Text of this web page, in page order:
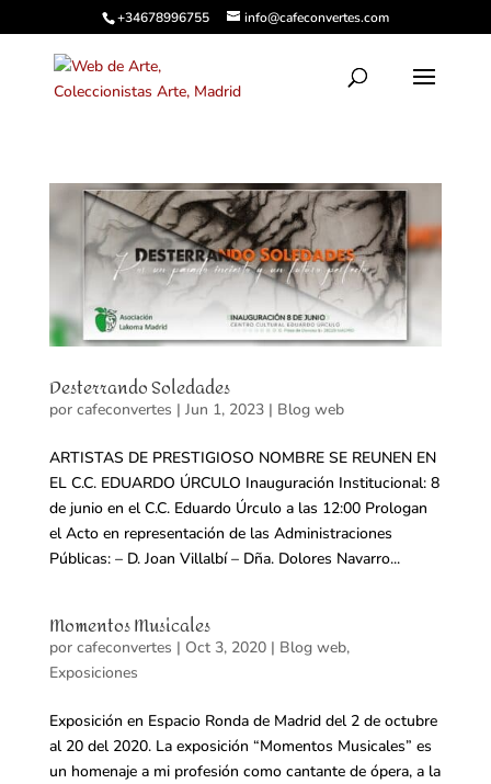
+34678996755 info@cafeconvertes.com
Desterrando Soledades
por cafeconvertes | Jun 1, 2023| Blog web
ARTISTAS DE PRESTIGIOSO NOMBRE SE REUNEN EN
EL C.C. EDUARDO ÚRCULO Inauguración Institucional: 8
de junio en el C.C. Eduardo Úrculo a las 12:00 Prologan
el Acto en representación de las Administraciones
Públicas: – D. Joan Villalbí – Dña. Dolores Navarro...
Momentos Musicales
por cafeconvertes | Oct 3, 2020| Blog web,
Exposiciones
Exposición en Espacio Ronda de Madrid del 2 de octubre
al 20 del 2020. La exposición “Momentos Musicales” es
un homenaje a mi profesión como cantante de ópera, a la